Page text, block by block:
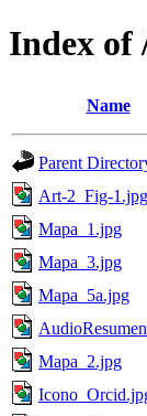
Index of
Name
Parent
Art-2_Fig-1.jpg
Mapa_1.jpg
Mapa_3.jpg
Mapa_5a.jpg
Mapa_2.jpg